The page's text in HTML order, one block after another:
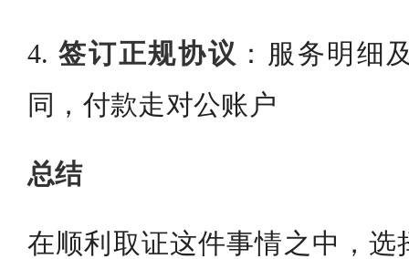
4.签订正规协议 ：服务明细
同，付款走对公账户
总结
在顺利取证这件事情之中，选